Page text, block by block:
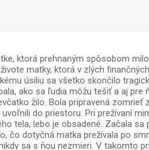
ktorá prehnaným spôsobom
matky, ktorá v zlých
úsiliu sa všetko skončilo
ako sa ľudia môžu tešiť a aj
žilo. Bola pripravená
do priestoru. Pri prežívaní
tela, lebo je obsadené. Začala
čo dotyčná matka prežívala po
sa s ňou nezmieri. V takomto